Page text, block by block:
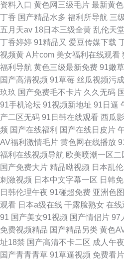
资料入口 黄色网三级毛片 最新黄
丁香 国产精品水多 福利所导航 三
五月天av 18日本三级全黄 乱伦天堂
丁香婷婷 91精品又 爱豆传媒下载
视频黄 A片com 美女福利在线观看
福利导航 黄色三级最新免费 91嫩
国产高清视频 91草莓 丝瓜视频污
玖玖 国产免费毛不卡片 久久无码
91手机论坛 91视频新地址 91日逼
产二区无码 91日韩在线观看 西瓜
频 国产在线福利 国产在线日皮片
AV福利激情毛片 黄色网在线播放
福利在线视频导航 欧美喷潮一区二
国产免费大片 精品呦视频 日本乱
刺激视频 日本中文字幕一区 日韩
日韩伦理午夜 91碰超免费 亚洲色
观看 日本a级在线 干露脸熟女 在线
91 国产美女91视频 国产情侣片 97
免费视频精品 国产精品另类 黄色
址18禁 国产高清不卡二区 成人午
国产青青青草 91草逼视频 免费看